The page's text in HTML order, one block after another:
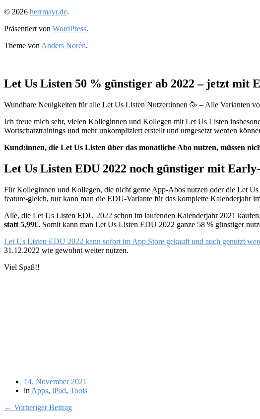
© 2026 herrmayr.de.
Präsentiert von WordPress.
Theme vonAnders Norén.
Let Us Listen 50 % günstiger ab 2022 – jetzt mit
Wundbare Neuigkeiten für alle Let Us Listen Nutzer:innen 🥳 – Alle Varianten
Ich freue mich sehr, vielen Kolleginnen und Kollegen mit Let Us Listen
Wortschatztrainings und mehr unkompliziert erstellt und umgesetzt werden
Kund:innen, die Let Us Listen über das monatliche Abo nutzen, müssen
Let Us Listen EDU 2022 noch günstiger mit
Für Kolleginnen und Kollegen, die nicht gerne App-Abos nutzen oder die Let
feature-gleich, nur kann man die EDU-Variante für das komplette Kalenderjahr
Alle, die Let Us Listen EDU 2022 schon im laufenden Kalenderjahr 2021
statt 5,99€. Somit kann man Let Us Listen EDU 2022 ganze 58 % günstiger
Let Us Listen EDU 2022 kann sofort im App Store gekauft und auch genutzt
31.12.2022 wie gewohnt weiter nutzen.
Viel Spaß!!
14. November 2021
in Apps, iPad, Tools
← Vorheriger Beitrag